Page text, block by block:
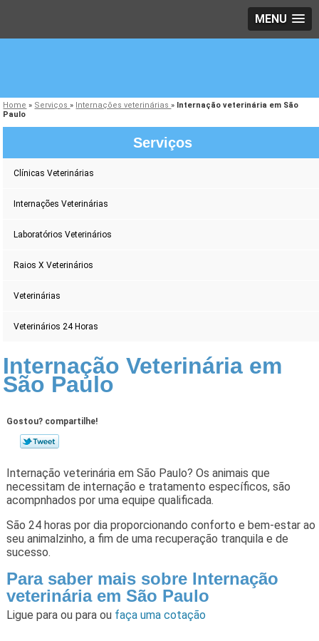
MENU
Home » Serviços» Internações veterinárias» Internação veterinária em São
Paulo
Serviços
Clínicas Veterinárias
Internações Veterinárias
Laboratórios Veterinários
Raios X Veterinários
Veterinárias
Veterinários 24 Horas
Internação Veterinária em
São Paulo
Gostou? compartilhe!
Internação veterinária em São Paulo? Os animais que
necessitam de internação e tratamento específicos, são
acompnhados por uma equipe qualificada.
São 24 horas por dia proporcionando conforto e bem-estar ao
seu animalzinho, a fim de uma recuperação tranquila e de
sucesso.
Para saber mais sobre Internação
veterinária em São Paulo
Ligue para ou para ou faça uma cotação